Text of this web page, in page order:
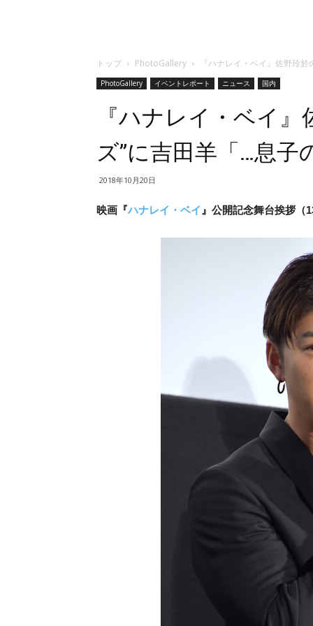
トップ PhotoGallery 『ハナレイ・ベイ』佐野玲
PhotoGallery イベントレポート ニュース 国内
『ハナレイ・ベイ
ズ”に吉田羊「…息子
2018年10月20日
映画『ハナレイ・ベイ 』公開記念舞台挨拶（